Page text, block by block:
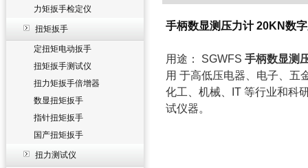
力矩扳手检定仪
扭矩扳手
定扭矩电动扳手
扭矩扳手测试仪
扭力矩扳手倍增器
数显扭矩扳手
指针扭矩扳手
国产扭矩扳手
扭力测试仪
手柄数显测压力计 20KN数
用途： SGWFS 手柄数显测
用 于高低压电器、电子、五
化工、机械、IT 等行业和科
试仪器。